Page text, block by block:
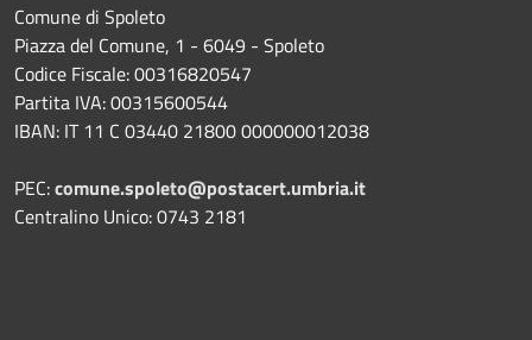
Comune di Spoleto
Piazza del Comune, 1 - 6049 - Spoleto
Codice Fiscale: 00316820547
Partita IVA: 00315600544
IBAN: IT 11 C 03440 21800 000000012038
PEC:comune.spoleto@postacert.umbria.it
Centralino Unico: 0743 2181